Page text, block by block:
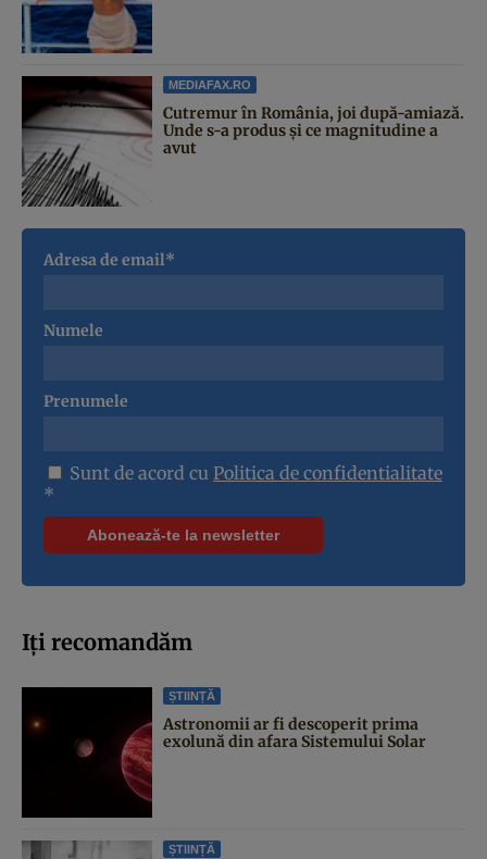
MEDIAFAX.RO
Cutremur în România, joi după-amiază.
Unde s-a produs și ce magnitudine a
avut
Adresa de email*
Numele
Prenumele
Sunt de acord cu Politica de confidentialitate
*
Iți recomandăm
ȘTIINȚĂ
Astronomii ar fi descoperit prima
exolună din afara Sistemului Solar
ȘTIINȚĂ